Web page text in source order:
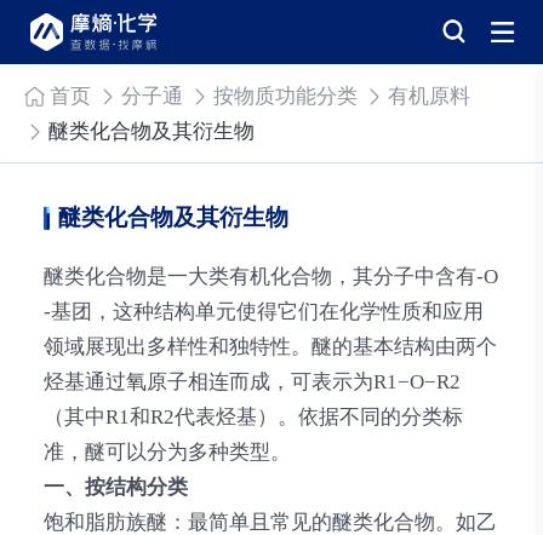
首页 分子通 按物质功能分类
有机原料
醚类化合物及其衍生物
醚类化合物及其衍生物
醚类化合物是一大类有机化合物，其分子中含有-O
-基团，这种结构单元使得它们在化学性质和应用
领域展现出多样性和独特性。醚的基本结构由两个
烃基通过氧原子相连而成，可表示为R1−O−R2
（其中R1和R2代表烃基）。依据不同的分类标
准，醚可以分为多种类型。
一、按结构分类
饱和脂肪族醚 ：最简单且常见的醚类化合物。如乙